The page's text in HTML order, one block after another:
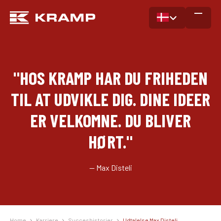
"HOS KRAMP HAR DU FRIHEDEN
TIL AT UDVIKLE DIG. DINE IDEER
ER VELKOMNE. DU BLIVER
HØRT."
— Max Disteli